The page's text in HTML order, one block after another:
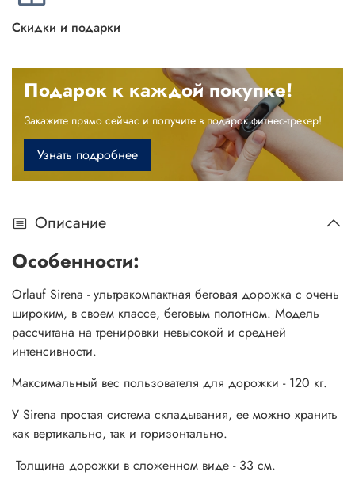
Скидки и подарки
Подарок к каждой покупке!
Закажите прямо сейчас и получите в подарок фитнес-трекер!
Узнать подробнее
Описание
Особенности:
Orlauf Sirena - ультракомпактная беговая дорожка с очень
широким, в своем классе, беговым полотном. Модель
рассчитана на тренировки невысокой и средней
интенсивности.
Максимальный вес пользователя для дорожки - 120 кг.
У Sirena простая система складывания, ее можно хранить
как вертикально, так и горизонтально.
Толщина дорожки в сложенном виде - 33 см.